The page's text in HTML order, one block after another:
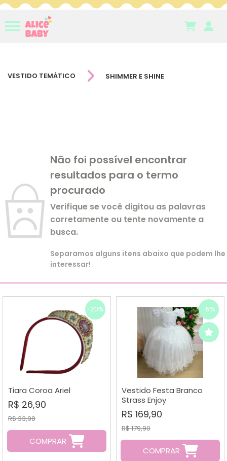
VESTIDO TEMÁTICO SHIMMER E SHINE
Não foi possível encontrar
resultados para o termo
procurado
Verifique se você digitou as palavras
corretamente ou tente novamente a
busca.
Separamos alguns itens abaixo que podem lhe
interessar!
-20%
Tiara Coroa Ariel
R$ 26,90
R$ 33,90
COMPRAR
-5%
Vestido Festa Branco
Strass Enjoy
R$ 169,90
R$ 179,90
COMPRAR